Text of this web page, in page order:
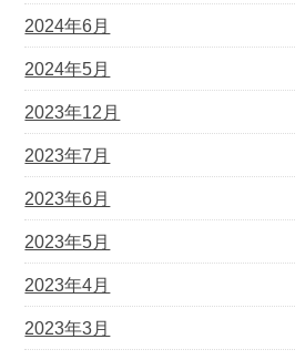
2024年6月
2024年5月
2023年12月
2023年7月
2023年6月
2023年5月
2023年4月
2023年3月